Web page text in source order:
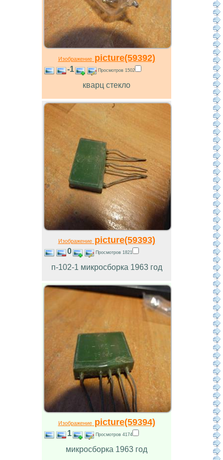
Изображениеpicture(59392)
-1 Просмотров 1502
кварц стекло
Изображениеpicture(59393)
0 Просмотров 1821
п-102-1 микросборка 1963 год
Изображениеpicture(59394)
1 Просмотров 4174
микросборка 1963 год